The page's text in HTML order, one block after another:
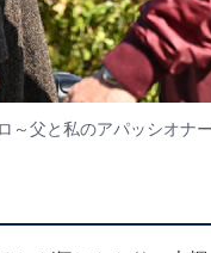
父と私のアパッシオナー